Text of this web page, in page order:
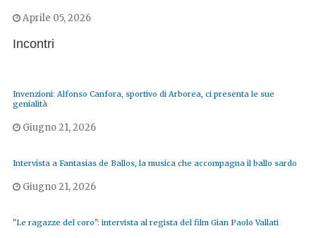
Aprile 05, 2026
Incontri
Invenzioni: Alfonso Canfora, sportivo di Arborea, ci presenta le sue
genialità
Giugno 21, 2026
Intervista a Fantasias de Ballos, la musica che accompagna il ballo sardo
Giugno 21, 2026
"Le ragazze del coro": intervista al regista del film Gian Paolo Vallati